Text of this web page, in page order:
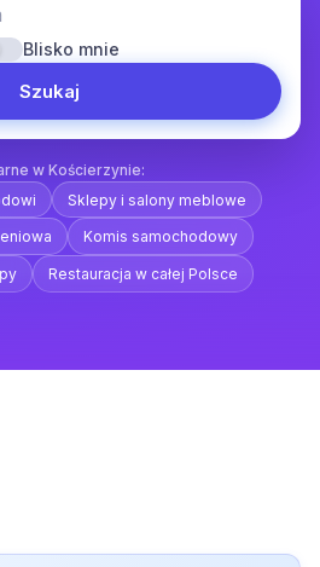
Blisko mnie
Szukaj
w Kościerzynie:
Sklepy i salony meblowe
Komis samochodowy
Restauracja w całej Polsce